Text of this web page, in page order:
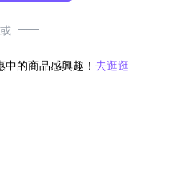
或
的商品感興趣！ 去逛逛